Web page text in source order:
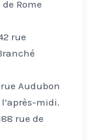
Rome
rue
Audubon
midi.
rue de